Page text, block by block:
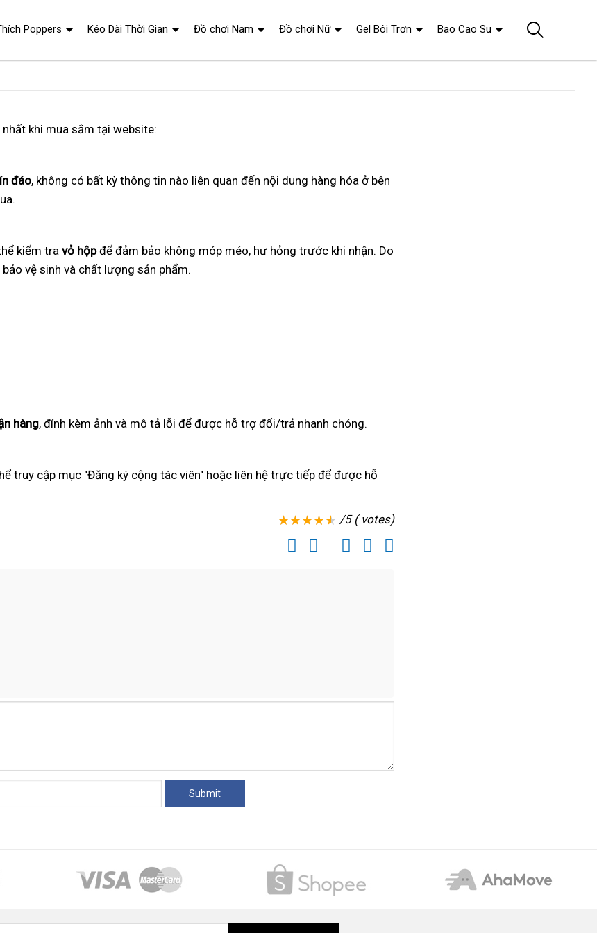
khi mua sắm tại website:
đáo, không có bất kỳ thông tin nào liên quan đến nội dung hàng hóa ở bên
kiểm tra vỏ hộpđể đảm bảo không móp méo, hư hỏng trước khi nhận. Do
vệ sinh và chất lượng sản phẩm.
hàng, đính kèm ảnh và mô tả lỗi để được hỗ trợ đổi/trả nhanh chóng.
truy cập mục "Đăng ký cộng tác viên" hoặc liên hệ trực tiếp để được hỗ
/5 ( votes)
Poppers Kéo Dài Thời Gian Đồ chơi Nam Đồ chơi Nữ Gel Bôi Trơn Bao Cao Su